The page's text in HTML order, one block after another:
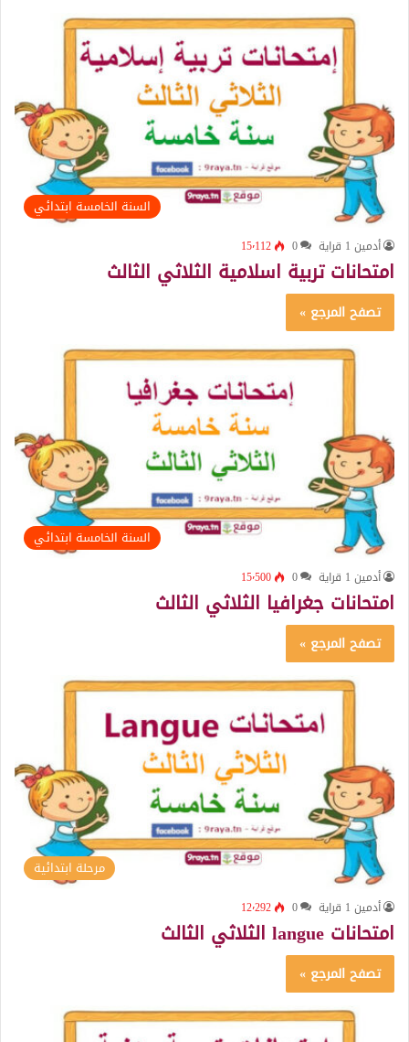
السنة الخامسة ابتدائي
أدمين 1 قراية 0 15٬112
امتحانات تربية اسلامية الثلاثي الثالث
تصفح المرجع »
السنة الخامسة ابتدائي
أدمين 1 قراية 0 15٬500
امتحانات جغرافيا الثلاثي الثالث
تصفح المرجع »
مرحلة ابتدائية
أدمين 1 قراية 0 12٬292
امتحانات langue الثلاثي الثالث
تصفح المرجع »